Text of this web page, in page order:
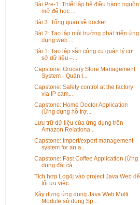
Bài Pre-1: Thiết lập hệ điều hành nguồn
mở để học ...
Bài 3: Tổng quan về docker
Bài 2: Tạo lập môi trường phát triển ứng
dụng web ...
Bài 1: Tạo lập sẵn công cụ quản lý cơ
sở dữ liệu –...
Capstone: Grocery Store Management
System - Quản l...
Capstone: Safety control at the factory
via IP cam...
Capstone: Home Doctor Application
(Ứng dụng hỗ trợ...
Lưu trữ dữ liệu của ứng dụng trên
Amazon Relationa...
Capstone: Import/export management
system for an a...
Capstone: Fast Coffee Application (Ứng
dụng đặt cà...
Tích hợp Log4j vào project Java Web để
tối ưu việc...
Xây dựng ứng dụng Java Web Multi
Module sử dụng Sp...